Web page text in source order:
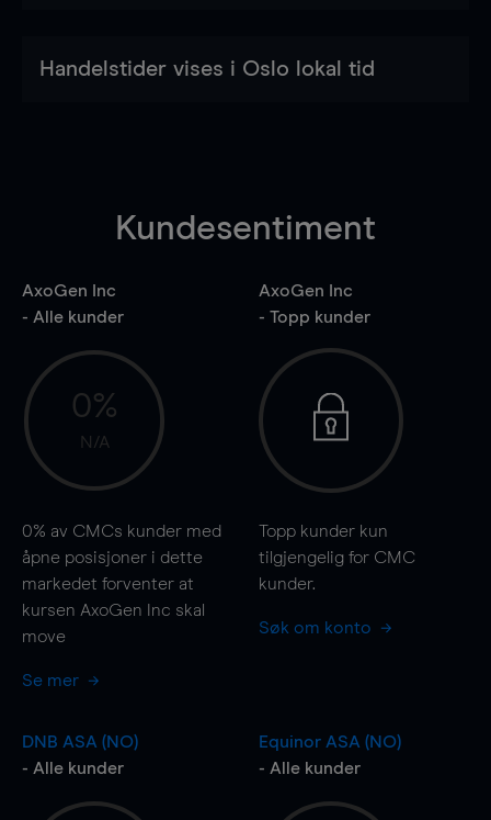
Handelstider vises i Oslo lokal tid
Kundesentiment
AxoGen Inc
- Alle kunder
0%
N/A
0% av CMCs kunder med
åpne posisjoner i dette
markedet forventer at
kursen AxoGen Inc skal
move
Se mer
AxoGen Inc
- Topp kunder
Topp kunder kun
tilgjengelig for CMC
kunder.
Søk om konto
DNB ASA (NO)
- Alle kunder
Equinor ASA (NO)
- Alle kunder